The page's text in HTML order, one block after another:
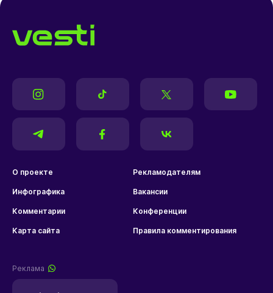
О проекте Рекламодателям
Инфографика Вакансии
Комментарии Конференции
Карта сайта Правила комментирования
Реклама